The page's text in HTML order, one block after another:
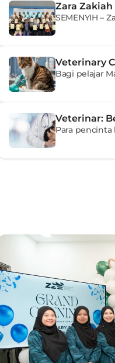
Zara
SEMENYIH –
Veterinary
Bagi pelajar
Veterinar:
Para pencinta